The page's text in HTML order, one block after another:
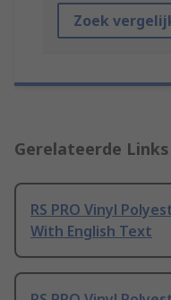
Zoek
Gerelateerde Links
RS PRO Vinyl
With English Text